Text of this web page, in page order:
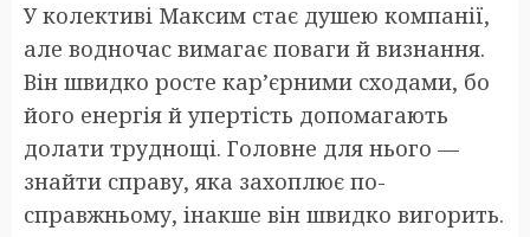
У колективі Максим стає душею компанії,
але водночас вимагає поваги й визнання.
Він швидко росте кар’єрними сходами, бо
його енергія й упертість допомагають
долати труднощі. Головне для нього —
знайти справу, яка захоплює по-
справжньому, інакше він швидко вигорить.